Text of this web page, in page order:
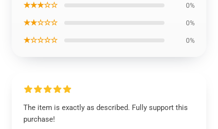
★★★☆☆ 0%
★★☆☆☆ 0%
★☆☆☆☆ 0%
The item is exactly as described. Fully support this
purchase!